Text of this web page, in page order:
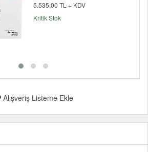
5.535,00 TL + KDV
Kritik Stok
Alışveriş Listeme Ekle